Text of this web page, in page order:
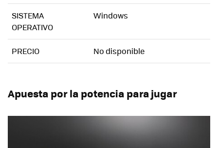
SISTEMA
OPERATIVO
Windows
PRECIO No disponible
Apuesta por la potencia para jugar